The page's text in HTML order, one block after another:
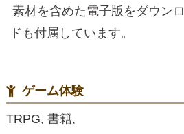
素材を含めた電子版をダウン
ドも付属しています。
ゲーム体験
TRPG, 書籍,